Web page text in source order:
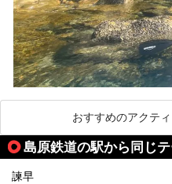
おすすめのアクテ
島原鉄道の駅から同じ
諫早